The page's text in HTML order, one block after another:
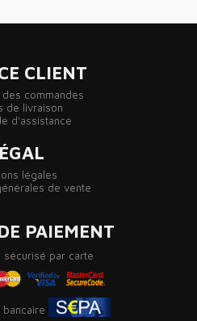
CLIENT
des commandes
de livraison
d'assistance
légales
de vente
PAIEMENT
sécurisé par carte